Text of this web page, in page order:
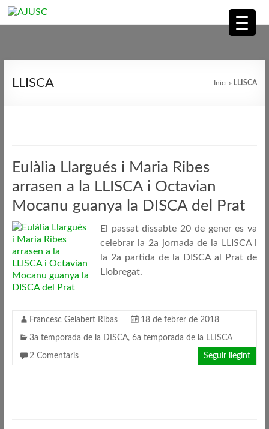
content
Jugadors
LLISCA Inici » LLISCA
Eulàlia Llargués i Maria Ribes
arrasen a la LLISCA i Octavian
Mocanu guanya la DISCA del Prat
El passat dissabte 20 de gener es va
celebrar la 2a jornada de la LLISCA i
la 2a partida de la DISCA al Prat de
Llobregat.
Francesc Gelabert Ribas 18 de febrer de 2018
3a temporada de la DISCA, 6a temporada de la LLISCA
2 Comentaris Seguir llegint